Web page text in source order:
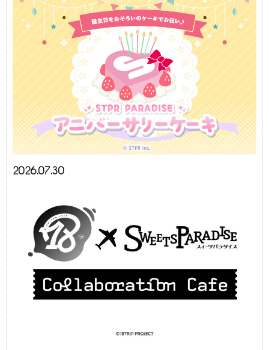
2026.07.30